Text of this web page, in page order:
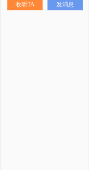
收听TA 发消息